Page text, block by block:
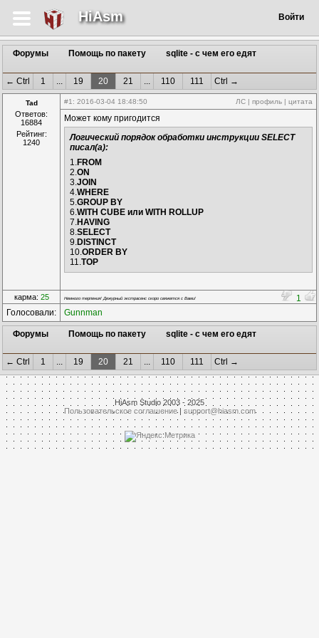
HiAsm Войти
Форумы Помощь по пакету sqlite - с чем его едят
← Ctrl 1 ... 19 20 21 ... 110 111 Ctrl →
Tad
Ответов:
16884
Рейтинг:
1240
#1 : 2016-03-04 18:48:50 ЛС | профиль | цитата
Может кому пригодится
Логический порядок обработки инструкции SELECT
писал(а):
1.FROM
2.ON
3.JOIN
4.WHERE
5.GROUP BY
6.WITH CUBE или WITH ROLLUP
7.HAVING
8.SELECT
9.DISTINCT
10.ORDER BY
11.TOP
карма: 25 Немного терпения! Дежурный экстрасенс скоро свяжется с Вами!
1
Голосовали:
Gunnman
Форумы Помощь по пакету sqlite - с чем его едят
← Ctrl 1 ... 19 20 21 ... 110 111 Ctrl →
HiAsm Studio 2003 - 2025
Пользовательское соглашение| support@hiasm.com